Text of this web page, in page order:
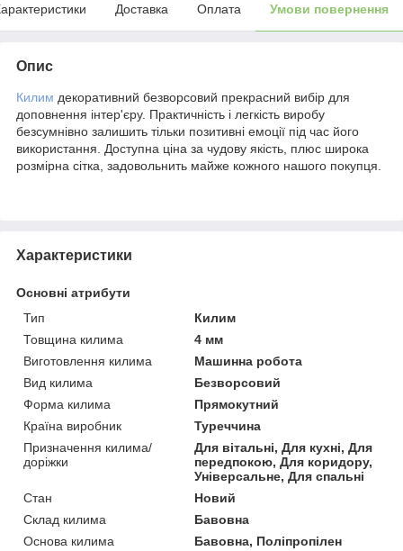
Доставка Оплата Умови повернення
Опис
Килим декоративний безворсовий прекрасний вибір для
доповнення інтер'єру. Практичність і легкість виробу
безсумнівно залишить тільки позитивні емоції під час його
використання. Доступна ціна за чудову якість, плюс широка
розмірна сітка, задовольнить майже кожного нашого покупця.
Характеристики
Основні атрибути
Тип
Килим
Товщина килима
4 мм
Виготовлення килима
Машинна робота
Вид килима
Безворсовий
Форма килима
Прямокутний
Країна виробник
Туреччина
Призначення килима/
доріжки
Для вітальні, Для кухні, Для
передпокою, Для коридору,
Універсальне, Для спальні
Стан
Новий
Склад килима
Бавовна
Основа килима
Бавовна, Поліпропілен